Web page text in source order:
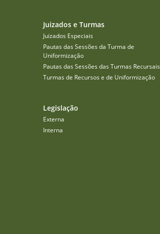
Juizados e Turmas
Juizados Especiais
Pautas das Sessões da Turma de
Uniformização
Pautas das Sessões das Turmas Recursais
Turmas de Recursos e de Uniformização
Legislação
Externa
Interna